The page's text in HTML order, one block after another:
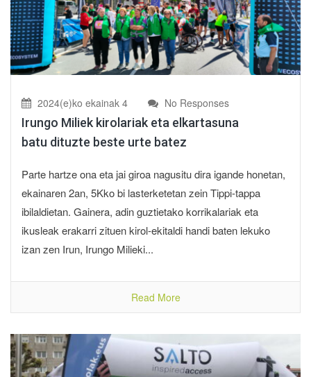
2024(e)ko ekainak 4 No Responses
Irungo Miliek kirolariak eta elkartasuna
batu dituzte beste urte batez
Parte hartze ona eta jai giroa nagusitu dira igande honetan,
ekainaren 2an, 5Kko bi lasterketetan zein Tippi-tappa
ibilaldietan. Gainera, adin guztietako korrikalariak eta
ikusleak erakarri zituen kirol-ekitaldi handi baten lekuko
izan zen Irun, Irungo Milieki...
Read More